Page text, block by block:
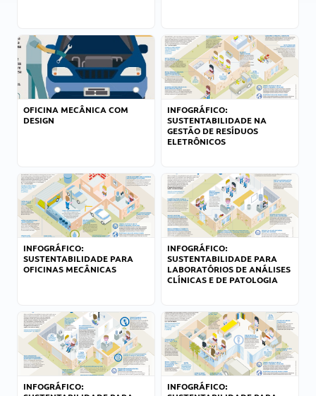
OFICINA MECÂNICA COM
DESIGN
INFOGRÁFICO:
SUSTENTABILIDADE NA
GESTÃO DE RESÍDUOS
ELETRÔNICOS
INFOGRÁFICO:
SUSTENTABILIDADE PARA
OFICINAS MECÂNICAS
INFOGRÁFICO:
SUSTENTABILIDADE PARA
LABORATÓRIOS DE ANÁLISES
CLÍNICAS E DE PATOLOGIA
INFOGRÁFICO:
INFOGRÁFICO: